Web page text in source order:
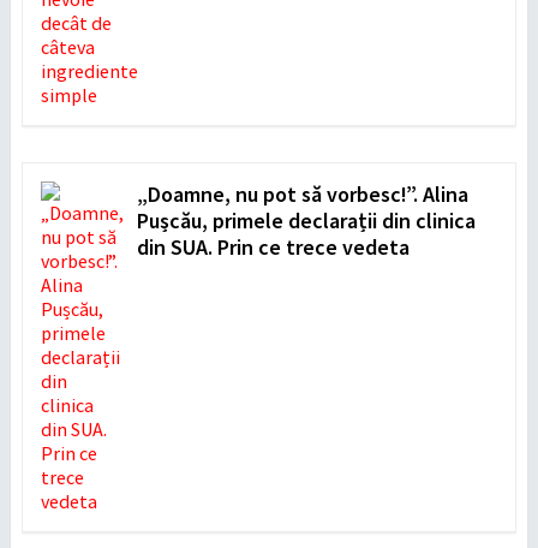
„Doamne, nu pot să vorbesc!”. Alina
Pușcău, primele declarații din clinica
din SUA. Prin ce trece vedeta